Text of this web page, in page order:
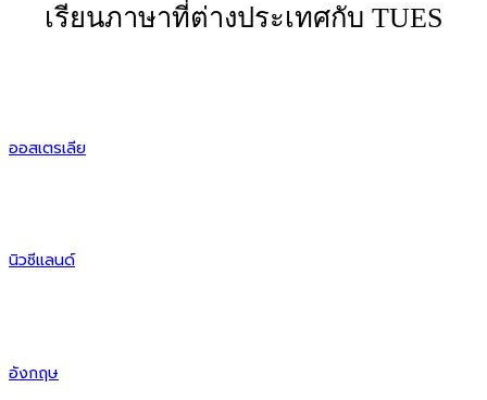
เรียนภาษาที่ต่างประเทศกับ TUES
ออสเตรเลีย​
นิวซีแลนด์​
อังกฤษ​